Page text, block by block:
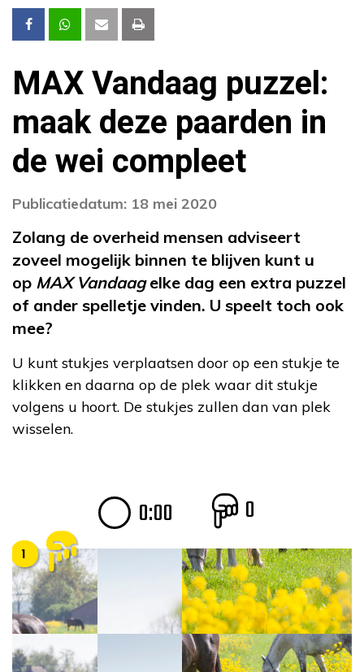
MAX Vandaag puzzel:
maak deze paarden in
de wei compleet
Publicatiedatum: 18 mei 2020
Zolang de overheid mensen adviseert
zoveel mogelijk binnen te blijven kunt u
op MAX Vandaagelke dag een extra puzzel
of ander spelletje vinden. U speelt toch ook
mee?
U kunt stukjes verplaatsen door op een stukje te
klikken en daarna op de plek waar dit stukje
volgens u hoort. De stukjes zullen dan van plek
wisselen.